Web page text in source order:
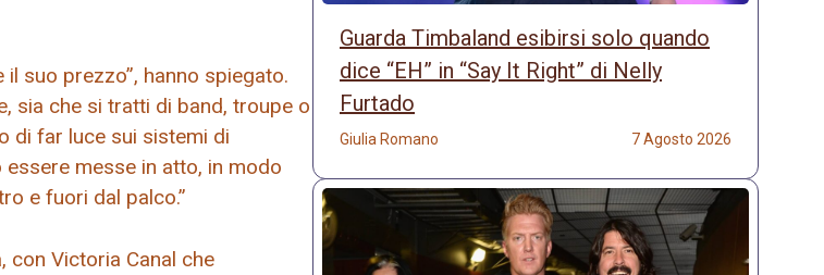
suo prezzo”, hanno spiegato.
sia che si tratti di band, troupe o
di far luce sui sistemi di
messe in atto, in modo
e fuori dal palco.”
con Victoria Canal che
Guarda Timbaland esibirsi solo quando
dice “EH” in “Say It Right” di Nelly
Furtado
Giulia Romano 7 Agosto 2026